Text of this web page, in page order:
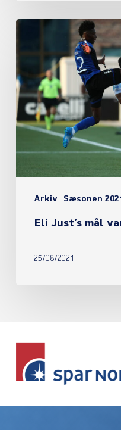
Arkiv Sæsonen
var
nok
mod
Eli Just’s mål
25/08/2021